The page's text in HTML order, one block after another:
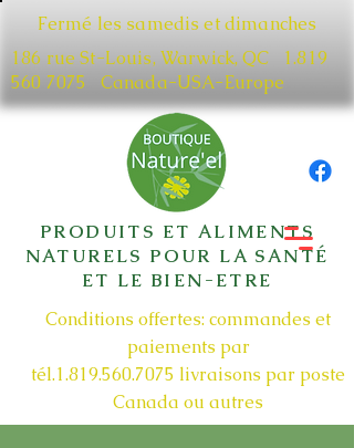
Fermé les samedis et dimanches
186 rue St-Louis, Warwick, QC​ 1.819
560 7075
Canada-USA-Europe
PRODUITS ET ALIMENTS
NATURELS POUR LA SANTÉ
ET LE BIEN-ETRE
Conditions offertes: commandes et
paiements par
tél.1.819.560.7075 livraisons par poste
Canada ou autres